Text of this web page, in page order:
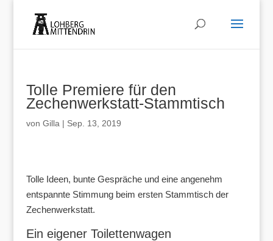
Tolle Premiere für den
Zechenwerkstatt-Stammtisch
von Gilla | Sep. 13, 2019
Tolle Ideen, bunte Gespräche und eine angenehm
entspannte Stimmung beim ersten Stammtisch der
Zechenwerkstatt.
Ein eigener Toilettenwagen